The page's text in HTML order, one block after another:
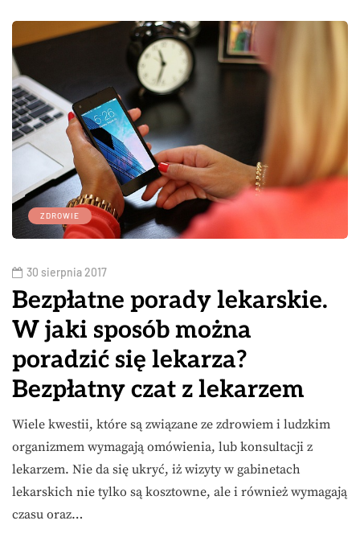
ZDROWIE
30 sierpnia 2017
Bezpłatne porady lekarskie.
W jaki sposób można
poradzić się lekarza?
Bezpłatny czat z lekarzem
Wiele kwestii, które są związane ze zdrowiem i ludzkim
organizmem wymagają omówienia, lub konsultacji z
lekarzem. Nie da się ukryć, iż wizyty w gabinetach
lekarskich nie tylko są kosztowne, ale i również wymagają
czasu oraz…